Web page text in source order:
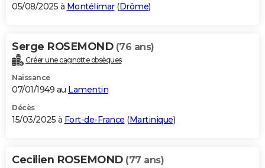
05/08/2025 à Montélimar(Drôme)
Serge ROSEMOND (76 ans)
Créer une cagnotte obsèques
Naissance
07/01/1949 au Lamentin
Décès
15/03/2025 à Fort-de-France (Martinique)
Cecilien ROSEMOND (77 ans)